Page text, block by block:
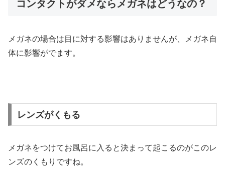
コンタクトがダメならメガネはどうなの？
メガネの場合は目に対する影響はありませんが、メガネ自
体に影響がでます。
レンズがくもる
メガネをつけてお風呂に入ると決まって起こるのがこのレ
ンズのくもりですね。